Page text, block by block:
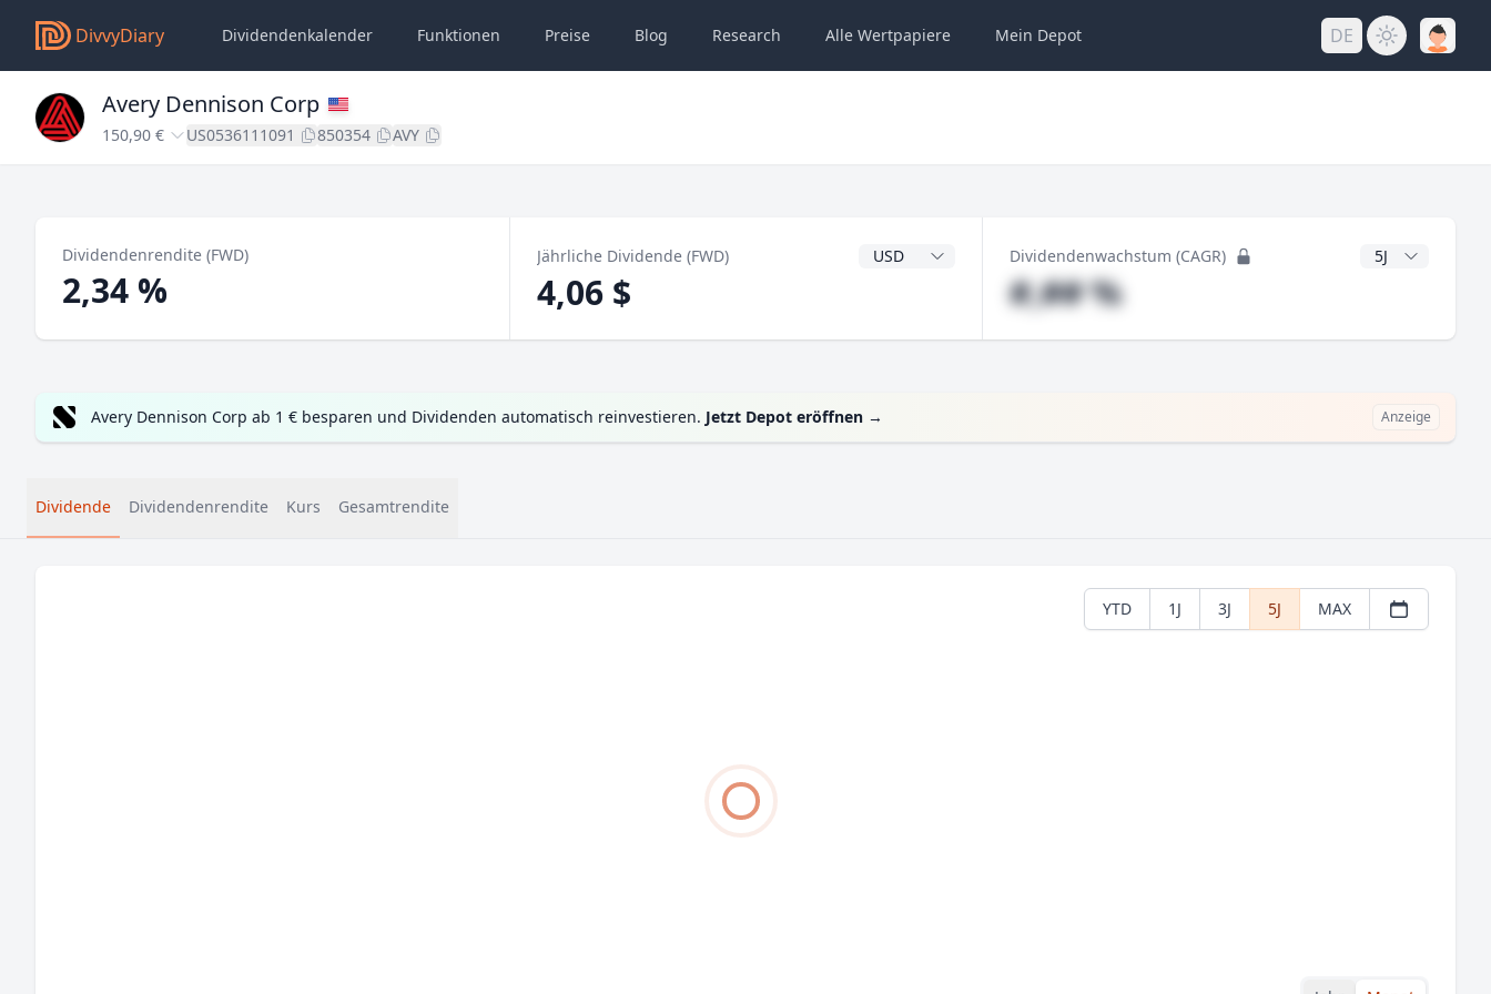
DivvyDiary Dividendenkalender Funktionen Preise Blog Research Alle Wertpapiere Mein Depot DE
Avery Dennison Corp
150,90 € US0536111091 850354 AVY
Dividendenrendite (FWD)
2,34 %
Jährliche Dividende (FWD) Dividendenwährung
4,06 $
Dividendenwachstum (CAGR) CAGR Jahre
#,## %
Avery Dennison Corp ab 1 € besparen und Dividenden automatisch reinvestieren. Jetzt Depot eröffnen → Anzeige
Dividende Dividendenrendite Kurs Gesamtrendite
YTD 1J 3J 5J MAX